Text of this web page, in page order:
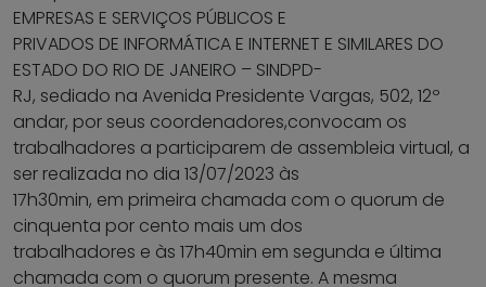
EMPRESAS E SERVIÇOS PÚBLICOS E
PRIVADOS DE INFORMÁTICA E INTERNET E SIMILARES DO
ESTADO DO RIO DE JANEIRO – SINDPD-
RJ, sediado na Avenida Presidente Vargas, 502, 12º
andar, por seus coordenadores,convocam os
trabalhadores a participarem de assembleia virtual, a
ser realizada no dia 13/07/2023 às
17h30min, em primeira chamada com o quorum de
cinquenta por cento mais um dos
trabalhadores e às 17h40min em segunda e última
chamada com o quorum presente. A mesma